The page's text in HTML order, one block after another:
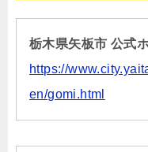
栃木県矢板市 公式
https://
en/gomi.html